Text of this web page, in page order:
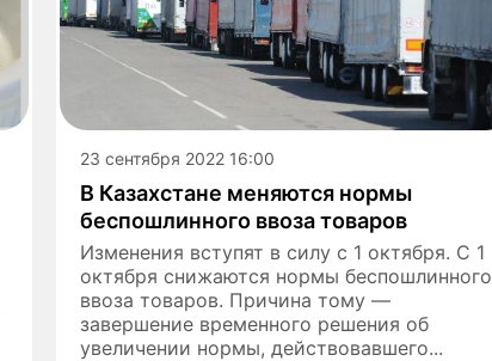
23 сентября 2022 16:00
В Казахстане меняются нормы
беспошлинного ввоза товаров
Изменения вступят в силу с 1 октября. С 1
октября снижаются нормы беспошлинного
ввоза товаров. Причина тому —
завершение временного решения об
увеличении нормы, действовавшего...